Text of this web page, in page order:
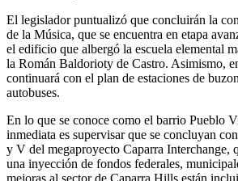
El legislador puntualizó que concluirán la
de la Música, que se encuentra en etapa
el edificio que albergó la escuela elemental
la Román Baldorioty de Castro. Asimismo,
continuará con el plan de estaciones de
autobuses.
En lo que se conoce como el barrio Pueblo
inmediata es supervisar que se concluyan
y V del megaproyecto Caparra Interchange,
una inyección de fondos federales,
mejoras al sector de Caparra Hills están